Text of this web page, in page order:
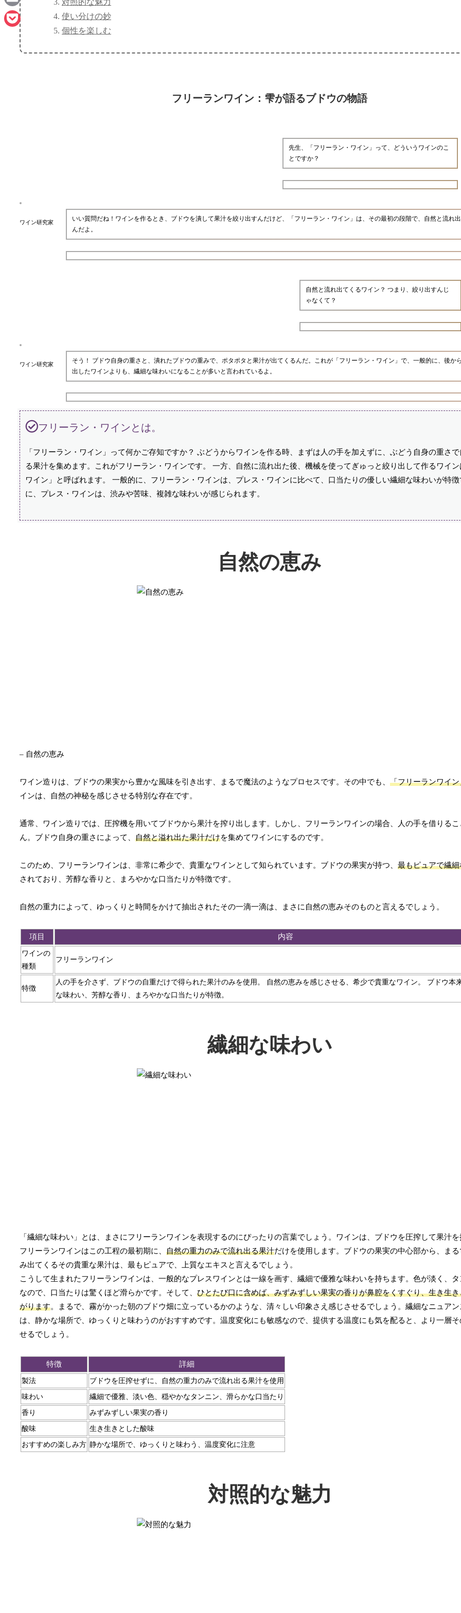
使い分けの妙
個性を楽しむ
フリーランワイン：雫が語るブドウの物語
先生、「フリーラン・ワイン」って、どういうワインのこ
とですか？
ワイン研究家
いい質問だね！ワインを作るとき、ブドウを潰して果汁を絞り出すんだけど、「フリーラン・ワイン」は、その最初の段階で、自然と流れ
んだよ。
自然と流れ出てくるワイン？ つまり、絞り出すんじ
ゃなくて？
ワイン研究家
そう！ ブドウ自身の重さと、潰れたブドウの重みで、ポタポタと果汁が出てくるんだ。これが「フリーラン・ワイン」で、一般的に、後か
出したワインよりも、繊細な味わいになることが多いと言われているよ。
フリーラン・ワインとは。
「フリーラン・ワイン」って何かご存知ですか？ ぶどうからワインを作る時、まずは人の手を加えずに、ぶどう自身の重さ
る果汁を集めます。これがフリーラン・ワインです。 一方、自然に流れ出た後、機械を使ってぎゅっと絞り出して作るワイン
ワイン」と呼ばれます。 一般的に、フリーラン・ワインは、プレス・ワインに比べて、口当たりの優しい繊細な味わいが特
に、プレス・ワインは、渋みや苦味、複雑な味わいが感じられます。
自然の恵み
– 自然の恵み
ワイン造りは、ブドウの果実から豊かな風味を引き出す、まるで魔法のようなプロセスです。その中でも、 「フリーランワイン
インは、自然の神秘を感じさせる特別な存在です。
通常、ワイン造りでは、圧搾機を用いてブドウから果汁を搾り出します。しかし、フリーランワインの場合、人の手を借りる
ん。ブドウ自身の重さによって、 自然と溢れ出た果汁だけを集めてワインにするのです。
このため、フリーランワインは、非常に希少で、貴重なワインとして知られています。ブドウの果実が持つ、 最もピュアで繊
されており、芳醇な香りと、まろやかな口当たりが特徴です。
自然の重力によって、ゆっくりと時間をかけて抽出されたその一滴一滴は、まさに自然の恵みそのものと言えるでしょう。
項目 内容
ワインの
種類
フリーランワイン
特徴
人の手を介さず、ブドウの自重だけで得られた果汁のみを使用。 自然の恵みを感じさせる、希少で貴重なワイン。 ブドウ本
な味わい、芳醇な香り、まろやかな口当たりが特徴。
繊細な味わい
「繊細な味わい」とは、まさにフリーランワインを表現するのにぴったりの言葉でしょう。ワインは、ブドウを圧搾して果汁を
フリーランワインはこの工程の最初期に、 自然の重力のみで流れ出る果汁だけを使用します。ブドウの果実の中心部から、ま
み出てくるその貴重な果汁は、最もピュアで、上質なエキスと言えるでしょう。
こうして生まれたフリーランワインは、一般的なプレスワインとは一線を画す、繊細で優雅な味わいを持ちます。色が淡く、
なので、口当たりは驚くほど滑らかです。そして、 ひとたび口に含めば、みずみずしい果実の香りが鼻腔をくすぐり、生き生
がります。まるで、霧がかった朝のブドウ畑に立っているかのような、清々しい印象さえ感じさせるでしょう。繊細なニュアン
は、静かな場所で、ゆっくりと味わうのがおすすめです。温度変化にも敏感なので、提供する温度にも気を配ると、より一層
せるでしょう。
特徴 詳細
製法 ブドウを圧搾せずに、自然の重力のみで流れ出る果汁を使用
味わい 繊細で優雅、淡い色、穏やかなタンニン、滑らかな口当たり
香り みずみずしい果実の香り
酸味 生き生きとした酸味
おすすめの楽しみ方 静かな場所で、ゆっくりと味わう、温度変化に注意
対照的な魅力
Email
Pocket